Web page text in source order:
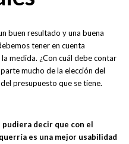
buen resultado y una buena
tener en cuenta
medida. ¿Con cuál debe contar
mucho de la elección del
presupuesto que se tiene.
pudiera decir que con el
es una mejor usabilidad